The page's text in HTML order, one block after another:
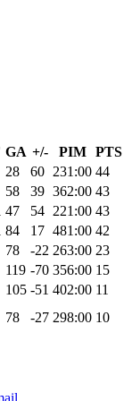
GA +/- PIM
PTS
28 60 231:00 44
58 39 362:00 43
47 54 221:00 43
84 17 481:00 42
78 -22 263:00 23
119 -70 356:00 15
105 -51 402:00 11
78 -27 298:00 10